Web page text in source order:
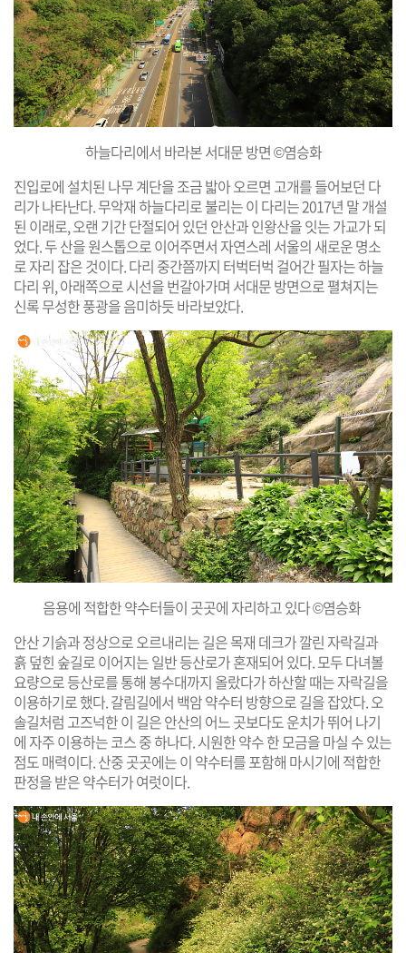
하늘다리에서 바라본 서대문 방면 ©염승화
진입로에 설치된 나무 계단을 조금 밟아 오르면 고개를 들어보던 다
리가 나타난다. 무악재 하늘다리로 불리는 이 다리는 2017년 말 개설
된 이래로, 오랜 기간 단절되어 있던 안산과 인왕산을 잇는 가교가 되
었다. 두 산을 원스톱으로 이어주면서 자연스레 서울의 새로운 명소
로 자리 잡은 것이다. 다리 중간쯤까지 터벅터벅 걸어간 필자는 하늘
다리 위, 아래쪽으로 시선을 번갈아가며 서대문 방면으로 펼쳐지는
신록 무성한 풍광을 음미하듯 바라보았다.
음용에 적합한 약수터들이 곳곳에 자리하고 있다 ©염승화
안산 기슭과 정상으로 오르내리는 길은 목재 데크가 깔린 자락길과
흙 덮힌 숲길로 이어지는 일반 등산로가 혼재되어 있다. 모두 다녀볼
요량으로 등산로를 통해 봉수대까지 올랐다가 하산할 때는 자락길을
이용하기로 했다. 갈림길에서 백암 약수터 방향으로 길을 잡았다. 오
솔길처럼 고즈넉한 이 길은 안산의 어느 곳보다도 운치가 뛰어 나기
에 자주 이용하는 코스 중 하나다. 시원한 약수 한 모금을 마실 수 있는
점도 매력이다. 산중 곳곳에는 이 약수터를 포함해 마시기에 적합한
판정을 받은 약수터가 여럿이다.